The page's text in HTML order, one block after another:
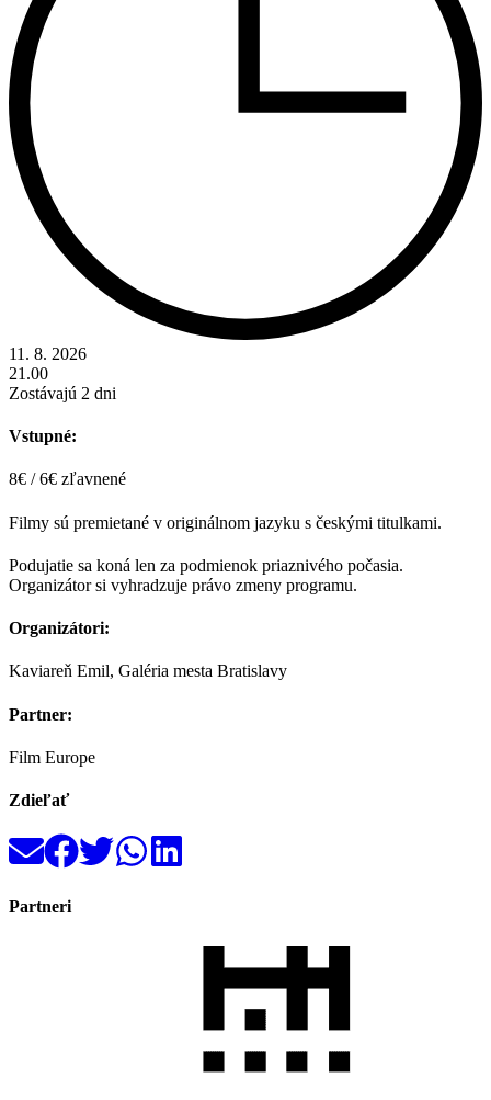
11. 8. 2026
21.00
Zostávajú 2 dni
Vstupné:
8€ / 6€ zľavnené
Filmy sú premietané v originálnom jazyku s českými titulkami.
Podujatie sa koná len za podmienok priaznivého počasia.
Organizátor si vyhradzuje právo zmeny programu.
Organizátori:
Kaviareň Emil, Galéria mesta Bratislavy
Partner:
Film Europe
Zdieľať
Partneri